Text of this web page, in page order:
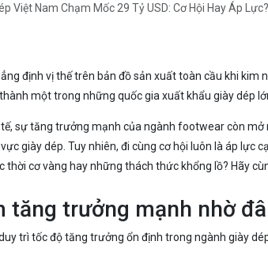
Việt Nam Chạm Mốc 29 Tỷ USD: Cơ Hội Hay Áp Lực?
định vị thế trên bản đồ sản xuất toàn cầu khi kim
một trong những quốc gia xuất khẩu giày dép
sự tăng trưởng mạnh của ngành footwear còn
giày dép. Tuy nhiên, đi cùng cơ hội luôn là áp lực
cơ vàng hay những thách thức khổng lồ? Hãy
tăng trưởng mạnh nhờ
trì tốc độ tăng trưởng ổn định trong ngành giày